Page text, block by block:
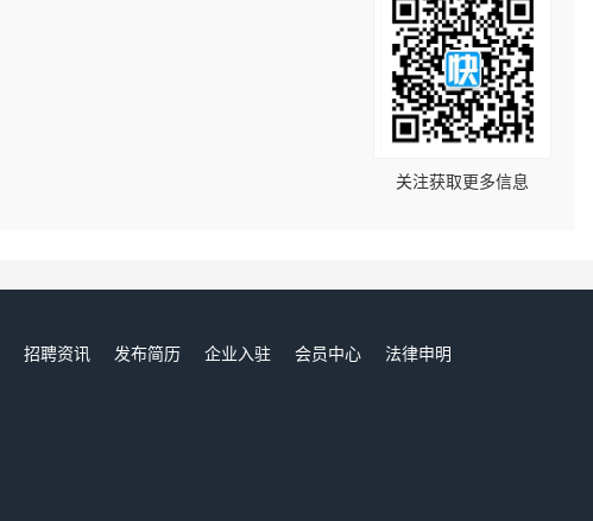
关注获取更多信息
招聘资讯 发布简历 企业入驻 会员中心
法律申明